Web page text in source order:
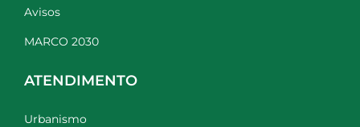
Avisos
MARCO 2030
ATENDIMENTO
Urbanismo